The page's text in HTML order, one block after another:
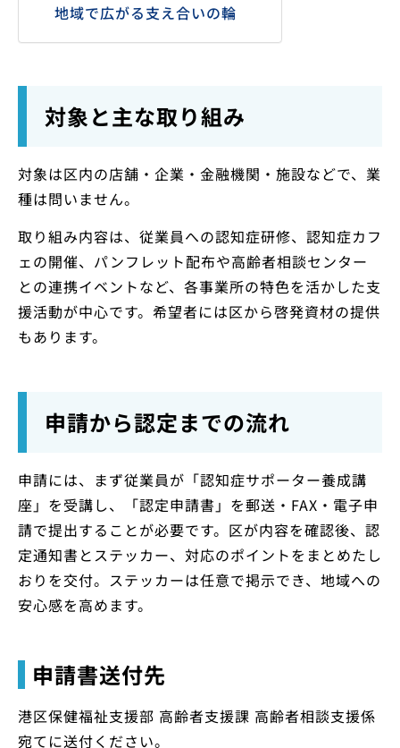
地域で広がる支え合いの輪
対象と主な取り組み
対象は区内の店舗・企業・金融機関・施設などで、業
種は問いません。
取り組み内容は、従業員への認知症研修、認知症カフ
ェの開催、パンフレット配布や高齢者相談センター
との連携イベントなど、各事業所の特色を活かした支
援活動が中心です。希望者には区から啓発資材の提供
もあります。
申請から認定までの流れ
申請には、まず従業員が「認知症サポーター養成講
座」を受講し、「認定申請書」を郵送・FAX・電子申
請で提出することが必要です。区が内容を確認後、認
定通知書とステッカー、対応のポイントをまとめたし
おりを交付。ステッカーは任意で掲示でき、地域への
安心感を高めます。
申請書送付先
港区保健福祉支援部 高齢者支援課 高齢者相談支援係
宛てに送付ください。